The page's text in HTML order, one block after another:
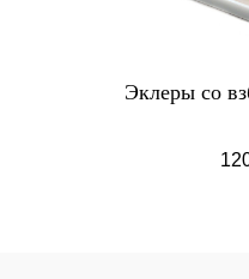
Эклеры со